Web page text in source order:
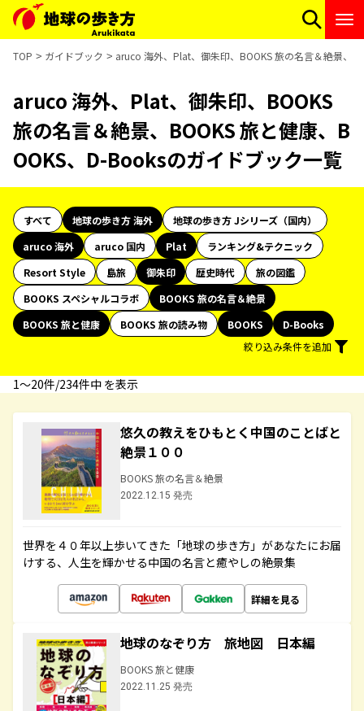
TOP ガイドブック aruco 海外、Plat、御朱印、BOOKS 旅の名言＆絶景、
aruco 海外、Plat、御朱印、BOOKS
旅の名言＆絶景、BOOKS 旅と健康、B
OOKS、D-Booksのガイドブック一覧
すべて 地球の歩き方 海外
地球の歩き方 Jシリーズ（国内）
aruco 海外
aruco 国内 Plat
ランキング&テクニック
Resort Style
島旅 御朱印 歴史時代
旅の図鑑
BOOKS スペシャルコラボ
BOOKS 旅の名言＆絶景
BOOKS 旅と健康
BOOKS 旅の読み物 BOOKS
D-Books
絞り込み条件を追加
1〜20件/234件中 を表示
悠久の教えをひもとく中国のことばと
絶景１００
BOOKS 旅の名言＆絶景
2022.12.15 発売
世界を４０年以上歩いてきた「地球の歩き方」があなたにお届
けする、人生を輝かせる中国の名言と癒やしの絶景集
詳細を見る
地球のなぞり方 旅地図 日本編
BOOKS 旅と健康
2022.11.25 発売